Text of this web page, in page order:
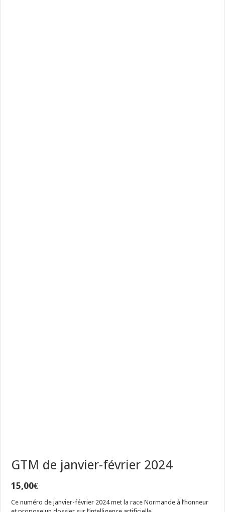
GTM de janvier-février 2024
15,00€
Ce numéro de janvier-février 2024 met la race Normande à l’honneur